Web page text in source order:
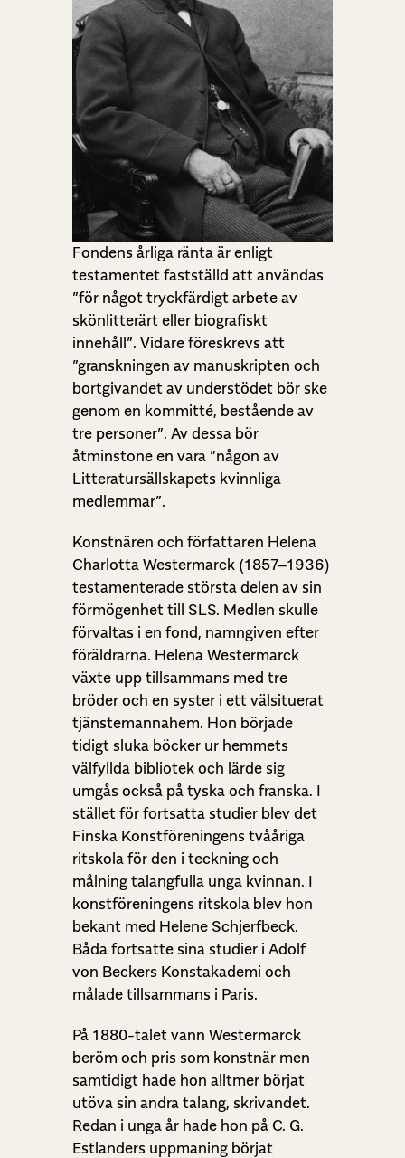
Fondens årliga ränta är enligt
testamentet fastställd att användas
”för något tryckfärdigt arbete av
skönlitterärt eller biografiskt
innehåll”. Vidare föreskrevs att
”granskningen av manuskripten och
bortgivandet av understödet bör ske
genom en kommitté, bestående av
tre personer”. Av dessa bör
åtminstone en vara ”någon av
Litteratursällskapets kvinnliga
medlemmar”.
Konstnären och författaren Helena
Charlotta Westermarck (1857–1936)
testamenterade största delen av sin
förmögenhet till SLS. Medlen skulle
förvaltas i en fond, namngiven efter
föräldrarna. Helena Westermarck
växte upp tillsammans med tre
bröder och en syster i ett välsituerat
tjänstemannahem. Hon började
tidigt sluka böcker ur hemmets
välfyllda bibliotek och lärde sig
umgås också på tyska och franska. I
stället för fortsatta studier blev det
Finska Konstföreningens tvååriga
ritskola för den i teckning och
målning talangfulla unga kvinnan. I
konstföreningens ritskola blev hon
bekant med Helene Schjerfbeck.
Båda fortsatte sina studier i Adolf
von Beckers Konstakademi och
målade tillsammans i Paris.
På 1880-talet vann Westermarck
beröm och pris som konstnär men
samtidigt hade hon alltmer börjat
utöva sin andra talang, skrivandet.
Redan i unga år hade hon på C. G.
Estlanders uppmaning börjat